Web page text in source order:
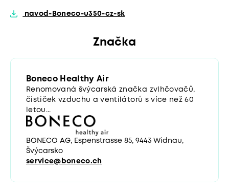
navod-Boneco-u350-cz-sk
Značka
Boneco Healthy Air
Renomovaná švýcarská značka zvlhčovačů,
čističek vzduchu a ventilátorů s více než 60
letou...
BONECO AG, Espenstrasse 85, 9443 Widnau,
Švýcarsko
service@boneco.ch